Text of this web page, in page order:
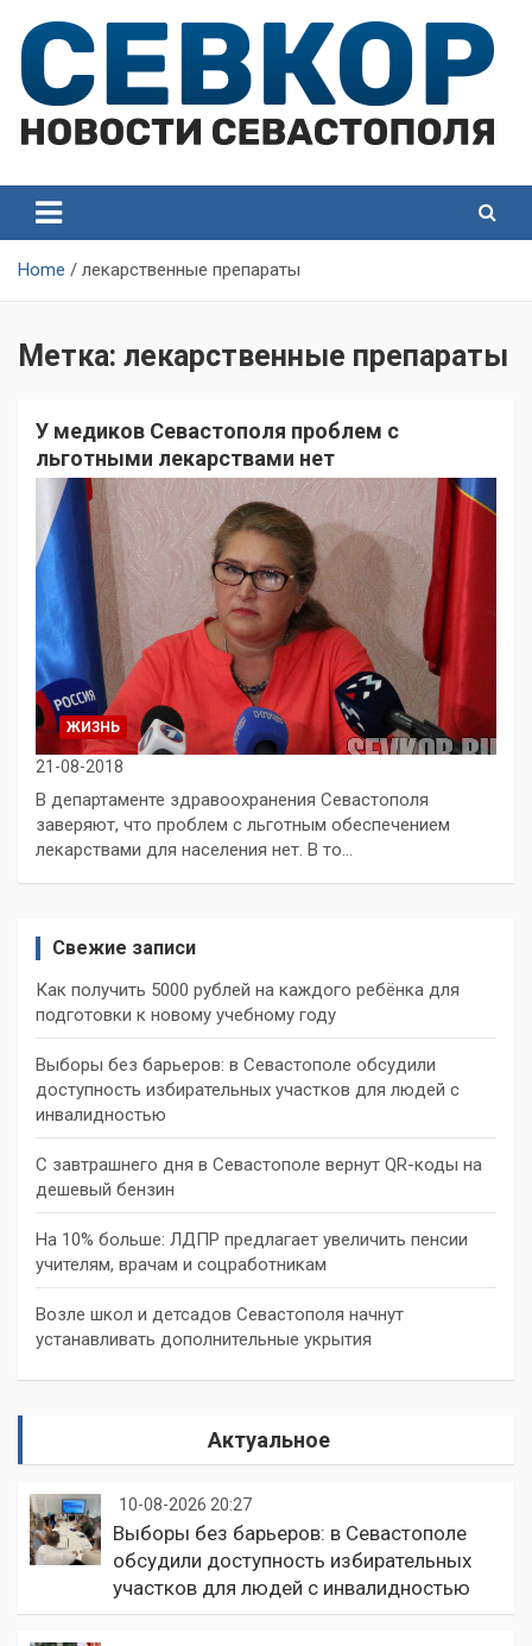
content
Севастополя
Севастополя
Home лекарственные препараты
Метка: лекарственные препараты
У медиков Севастополя проблем с
льготными лекарствами нет
ЖИЗНЬ
21-08-2018
В департаменте здравоохранения Севастополя
заверяют, что проблем с льготным обеспечением
лекарствами для населения нет. В то…
Свежие записи
Как получить 5000 рублей на каждого ребёнка для
подготовки к новому учебному году
Выборы без барьеров: в Севастополе обсудили
доступность избирательных участков для людей с
инвалидностью
С завтрашнего дня в Севастополе вернут QR-коды на
дешевый бензин
На 10% больше: ЛДПР предлагает увеличить пенсии
учителям, врачам и соцработникам
Возле школ и детсадов Севастополя начнут
устанавливать дополнительные укрытия
Актуальное
10-08-2026 20:27
Выборы без барьеров: в Севастополе
обсудили доступность избирательных
участков для людей с инвалидностью